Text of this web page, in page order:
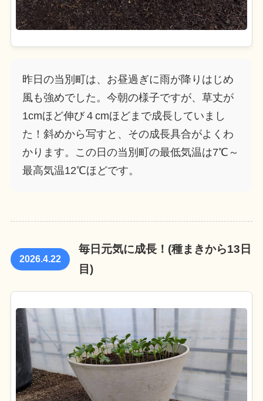
昨日の当別町は、お昼過ぎに雨が降りはじめ
風も強めでした。今朝の様子ですが、草丈が
1cmほど伸び４cmほどまで成長していまし
た！斜めから写すと、その成長具合がよくわ
かります。この日の当別町の最低気温は7℃～
最高気温12℃ほどです。
2026.4.22
毎日元気に成長！(種まきから13日
目)